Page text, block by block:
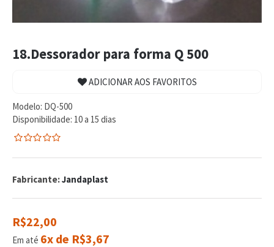
18.Dessorador para forma Q 500
ADICIONAR AOS FAVORITOS
Modelo: DQ-500
Disponibilidade: 10 a 15 dias
de
reviews
Fabricante:Jandaplast
R$22,00
Em até 6x de R$3,67